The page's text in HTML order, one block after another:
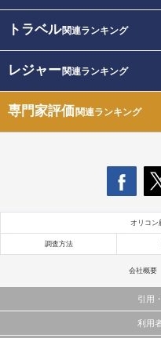
トラベル関連ランキング
レジャー関連ランキング
専門家評価関連ランキング
オリコン
調査方法
会社概要
引用
当サイトで公開されている情報（文字、
利用